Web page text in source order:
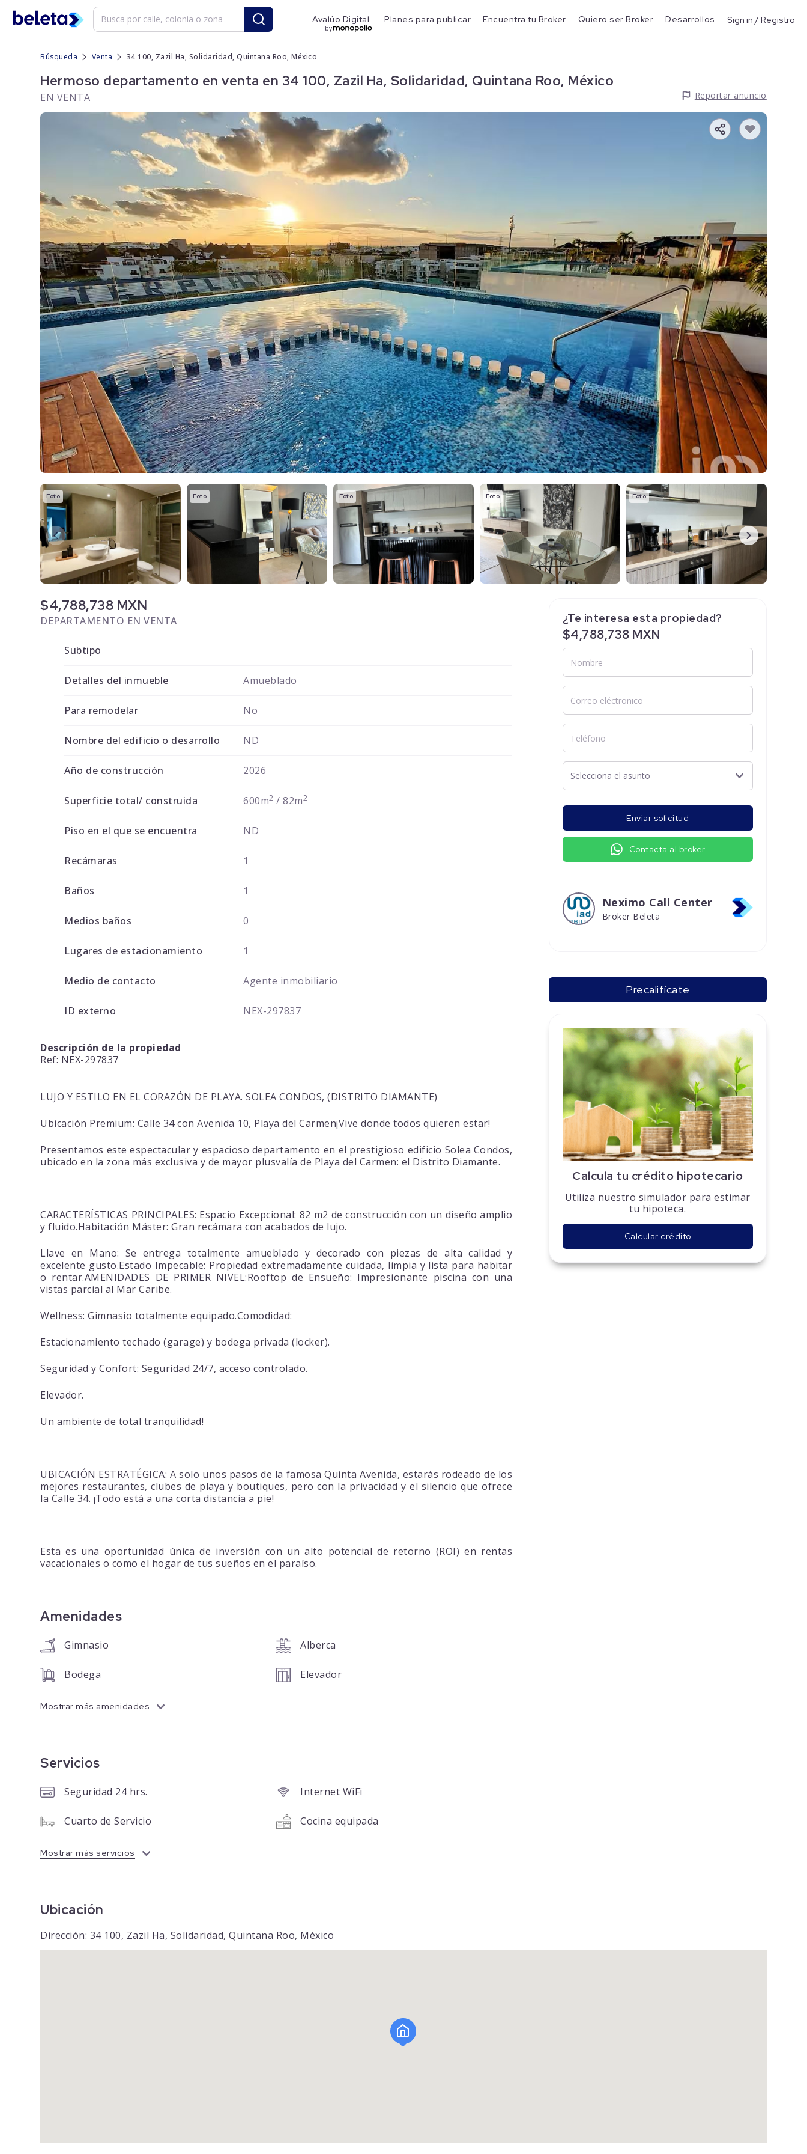
Avalúo Digital
by
Planes para publicar Encuentra tu Broker Quiero ser Broker Desarrollos Sign in / Registro
Búsqueda Venta 34 100, Zazil Ha, Solidaridad, Quintana Roo, México
Hermoso departamento en venta en 34 100, Zazil Ha, Solidaridad, Quintana Roo, México
EN VENTA Reportar anuncio
Foto Foto Foto Foto Foto
$4,788,738 MXN
DEPARTAMENTO EN VENTA
Subtipo
Detalles del inmueble Amueblado
Para remodelar No
Nombre del edificio o desarrollo ND
Año de construcción 2026
Superficie total/ construida 600m2 / 82m2
Piso en el que se encuentra ND
Recámaras 1
Baños 1
Medios baños 0
Lugares de estacionamiento 1
Medio de contacto Agente inmobiliario
ID externo NEX-297837
Descripción de la propiedad
Ref: NEX-297837
LUJO Y ESTILO EN EL CORAZÓN DE PLAYA. SOLEA CONDOS, (DISTRITO DIAMANTE)
Ubicación Premium: Calle 34 con Avenida 10, Playa del Carmen¡Vive donde todos quieren estar!
Presentamos este espectacular y espacioso departamento en el prestigioso edificio Solea Condos,
ubicado en la zona más exclusiva y de mayor plusvalía de Playa del Carmen: el Distrito Diamante.
CARACTERÍSTICAS PRINCIPALES: Espacio Excepcional: 82 m2 de construcción con un diseño amplio
y fluido.Habitación Máster: Gran recámara con acabados de lujo.
Llave en Mano: Se entrega totalmente amueblado y decorado con piezas de alta calidad y
excelente gusto.Estado Impecable: Propiedad extremadamente cuidada, limpia y lista para habitar
o rentar.AMENIDADES DE PRIMER NIVEL:Rooftop de Ensueño: Impresionante piscina con una
vistas parcial al Mar Caribe.
Wellness: Gimnasio totalmente equipado.Comodidad:
Estacionamiento techado (garage) y bodega privada (locker).
Seguridad y Confort: Seguridad 24/7, acceso controlado.
Elevador.
Un ambiente de total tranquilidad!
UBICACIÓN ESTRATÉGICA: A solo unos pasos de la famosa Quinta Avenida, estarás rodeado de los
mejores restaurantes, clubes de playa y boutiques, pero con la privacidad y el silencio que ofrece
la Calle 34. ¡Todo está a una corta distancia a pie!
Esta es una oportunidad única de inversión con un alto potencial de retorno (ROI) en rentas
vacacionales o como el hogar de tus sueños en el paraíso.
¿Te interesa esta propiedad?
$4,788,738 MXN
Enviar solicitud
Contacta al broker
Neximo Call Center
Broker Beleta
Precalifícate
Calcula tu crédito hipotecario
Utiliza nuestro simulador para estimar
tu hipoteca.
Calcular crédito
Amenidades
Gimnasio Alberca
Bodega Elevador
Mostrar más amenidades
Servicios
Seguridad 24 hrs. Internet WiFi
Cuarto de Servicio Cocina equipada
Mostrar más servicios
Ubicación
Dirección: 34 100, Zazil Ha, Solidaridad, Quintana Roo, México